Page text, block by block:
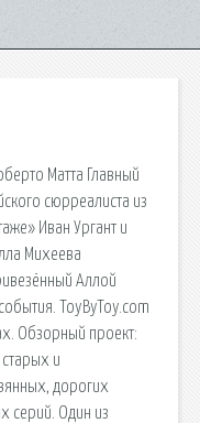
Матта Главный
сюрреалиста из
Иван Ургант и
Михеева
Аллой
ToyByToy.com
Обзорный проект:
и
дорогих
серий. Один из